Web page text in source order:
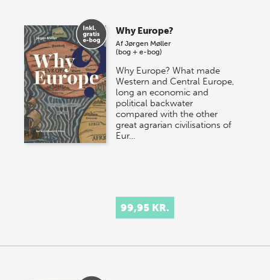
Why Europe?
AfJørgen Møller
(bog + e-bog)
Why Europe? What made
Western and Central Europe,
long an economic and
political backwater
compared with the other
great agrarian civilisations of
Eur…
99,95 KR.